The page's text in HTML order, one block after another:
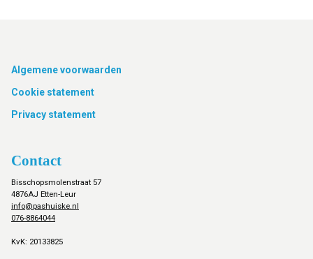
Footer
Algemene voorwaarden
Cookie statement
Privacy statement
Contact
Bisschopsmolenstraat 57
4876AJ Etten-Leur
info@pashuiske.nl
076-8864044
KvK: 20133825